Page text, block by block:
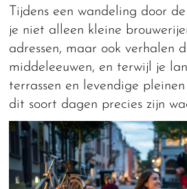
Tijdens een wandeling door
je niet alleen kleine
adressen, maar ook verhalen
middeleeuwen, en terwijl je
terrassen en levendige
dit soort dagen precies zijn